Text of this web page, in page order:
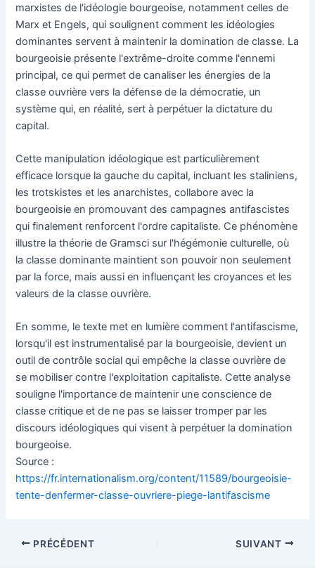
marxistes de l'idéologie bourgeoise, notamment celles de
Marx et Engels, qui soulignent comment les idéologies
dominantes servent à maintenir la domination de classe. La
bourgeoisie présente l'extrême-droite comme l'ennemi
principal, ce qui permet de canaliser les énergies de la
classe ouvrière vers la défense de la démocratie, un
système qui, en réalité, sert à perpétuer la dictature du
capital.
Cette manipulation idéologique est particulièrement
efficace lorsque la gauche du capital, incluant les staliniens,
les trotskistes et les anarchistes, collabore avec la
bourgeoisie en promouvant des campagnes antifascistes
qui finalement renforcent l'ordre capitaliste. Ce phénomène
illustre la théorie de Gramsci sur l'hégémonie culturelle, où
la classe dominante maintient son pouvoir non seulement
par la force, mais aussi en influençant les croyances et les
valeurs de la classe ouvrière.
En somme, le texte met en lumière comment l'antifascisme,
lorsqu'il est instrumentalisé par la bourgeoisie, devient un
outil de contrôle social qui empêche la classe ouvrière de
se mobiliser contre l'exploitation capitaliste. Cette analyse
souligne l'importance de maintenir une conscience de
classe critique et de ne pas se laisser tromper par les
discours idéologiques qui visent à perpétuer la domination
bourgeoise.
Source :
https://fr.internationalism.org/content/11589/bourgeoisie-
tente-denfermer-classe-ouvriere-piege-lantifascisme
NavigationPRÉCÉDENT SUIVANT